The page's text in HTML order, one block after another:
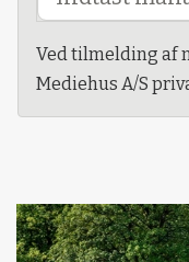
Ved tilmelding af
Mediehus A/S